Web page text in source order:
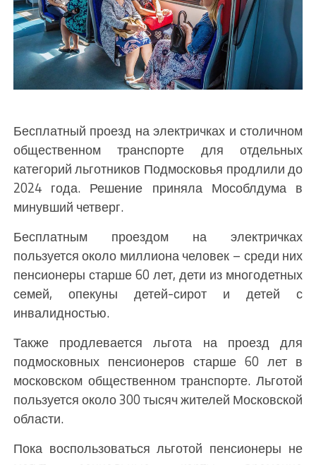
Бесплатный проезд на электричках и столичном
общественном транспорте для отдельных
категорий льготников Подмосковья продлили до
2024 года. Решение приняла Мособлдума в
минувший четверг.
Бесплатным проездом на электричках
пользуется около миллиона человек – среди них
пенсионеры старше 60 лет, дети из многодетных
семей, опекуны детей-сирот и детей с
инвалидностью.
Также продлевается льгота на проезд для
подмосковных пенсионеров старше 60 лет в
московском общественном транспорте. Льготой
пользуется около 300 тысяч жителей Московской
области.
Пока воспользоваться льготой пенсионеры не